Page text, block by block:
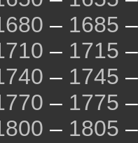
– 1685 –
– 1715 –
– 1745 –
– 1775 –
– 1805 –